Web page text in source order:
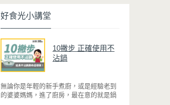
好食光小講堂
10撇步 正確使用不
沾鍋
無論你是年輕的新手煮廚，或是經驗老到
的婆婆媽媽，進了廚房，最在意的就是鍋